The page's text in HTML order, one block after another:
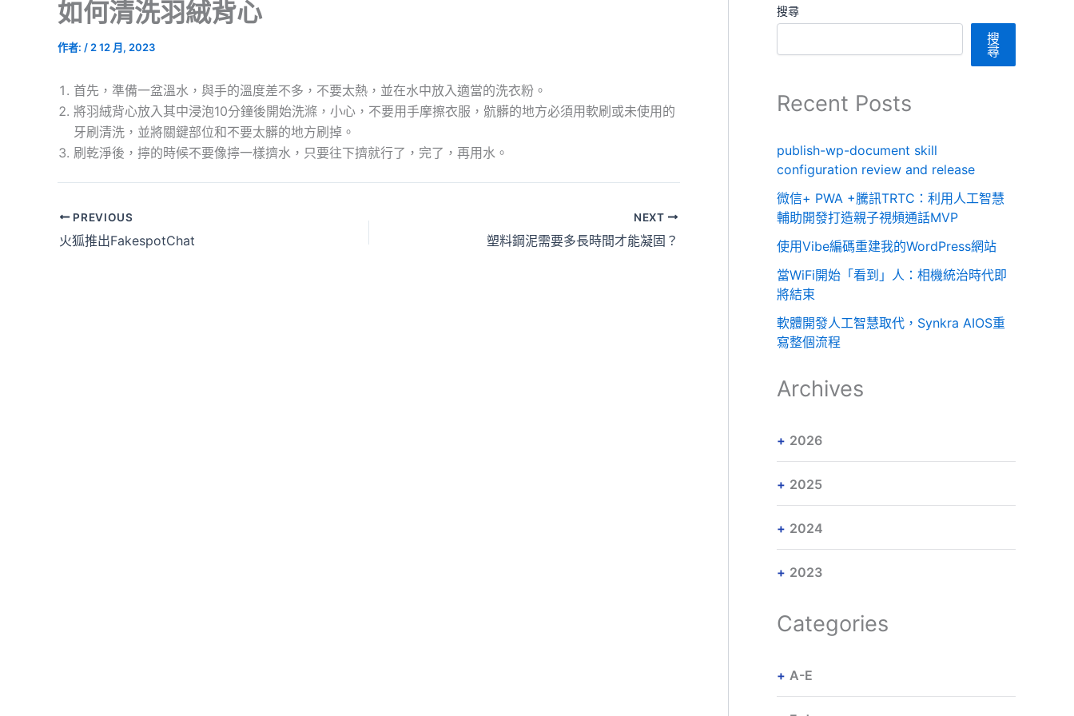
如何清洗羽絨背心
作者: / 2 12 月, 2023
首先，準備一盆溫水，與手的溫度差不多，不要太熱，並在水中放入適當的洗衣粉。
將羽絨背心放入其中浸泡10分鐘後開始洗滌，小心，不要用手摩擦衣服，骯髒的地方必須用軟刷或未使用的
牙刷清洗，並將關鍵部位和不要太髒的地方刷掉。
刷乾淨後，擰的時候不要像擰一樣擠水，只要往下擠就行了，完了，再用水。
PREVIOUS
火狐推出FakespotChat
NEXT
塑料鋼泥需要多長時間才能凝固？
搜尋
搜
尋
Recent Posts
publish-wp-document skill
configuration review and release
微信+ PWA +騰訊TRTC：利用人工智慧
輔助開發打造親子視頻通話MVP
使用Vibe編碼重建我的WordPress網站
當WiFi開始「看到」人：相機統治時代即
將結束
軟體開發人工智慧取代，Synkra AIOS重
寫整個流程
Archives
2026
2025
2024
2023
Categories
A-E